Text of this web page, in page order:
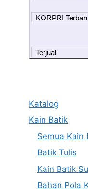
KORPRI
Terjual
Katalog
Kain Batik
Semua Kain
Batik Tulis
Kain Batik
Bahan Pola